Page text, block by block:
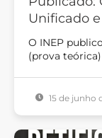
Unificado
O INEP
(prova
15 de junho